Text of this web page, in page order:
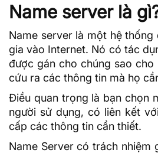
Name server là
Name server là một hệ
gia vào Internet. Nó có tác
được gán cho chúng sao
cứu ra các thông tin mà họ
Điều quan trọng là bạn chọn
người sử dụng, có liên kết
cấp các thông tin cần thiết.
Name Server có trách